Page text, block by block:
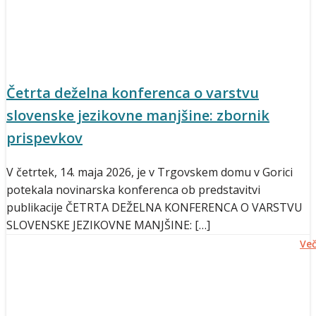
Četrta deželna konferenca o varstvu
slovenske jezikovne manjšine: zbornik
prispevkov
V četrtek, 14. maja 2026, je v Trgovskem domu v Gorici
potekala novinarska konferenca ob predstavitvi
publikacije ČETRTA DEŽELNA KONFERENCA O VARSTVU
SLOVENSKE JEZIKOVNE MANJŠINE: […]
Več